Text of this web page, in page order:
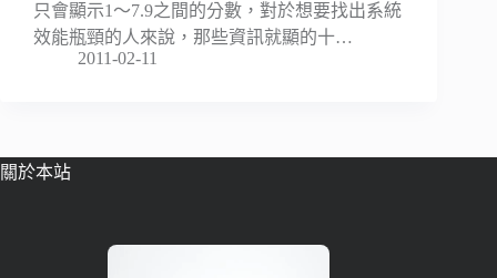
只會顯示1～7.9之間的分數，對於想要找出系統
效能瓶頸的人來說，那些資訊就顯的十…
2011-02-11
關於本站